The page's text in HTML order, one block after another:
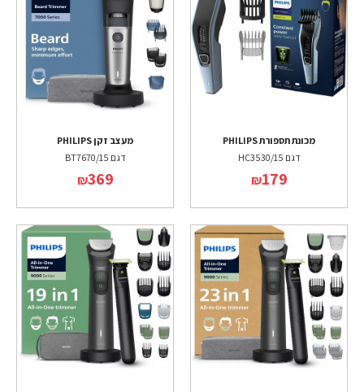
מכונת תספורת PHILIPS
דגם HC3530/15
₪179
מעצב זקן PHILIPS
דגם BT7670/15
₪369